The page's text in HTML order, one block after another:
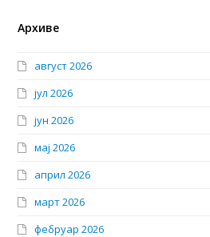
Архиве
август 2026
јул 2026
јун 2026
мај 2026
април 2026
март 2026
фебруар 2026